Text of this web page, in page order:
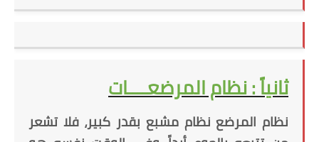
ثانياً : نظام المرضعــــات
نظام المرضع نظام مشبع بقدر كبير، فلا تشعر